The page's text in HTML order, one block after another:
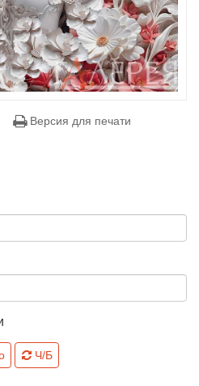
Версия для печати
Ч/Б